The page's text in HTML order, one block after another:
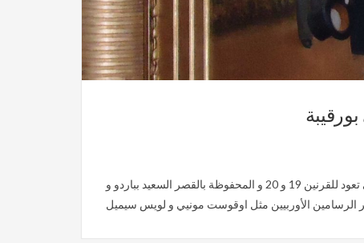
لزاهر كمون نظم المعهد الوطني للتراث سنة 2013 معرضا متحفيا ببلدية صفاقس قدم لأول مرة مجموعات نادرة من اللوحات الزيتية التي تعود للقرنين 19 و 20 و المحفوظة بالقصر السعيد بباردو و